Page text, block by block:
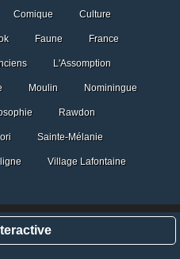
Comique Culture
Faune France
L'Assomption
Moulin Nominingue
Rawdon
Sainte-Mélanie
Village Lafontaine